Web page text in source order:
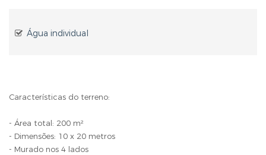
Água individual
Características do terreno:
- Área total: 200 m²
- Dimensões: 10 x 20 metros
- Murado nos 4 lados